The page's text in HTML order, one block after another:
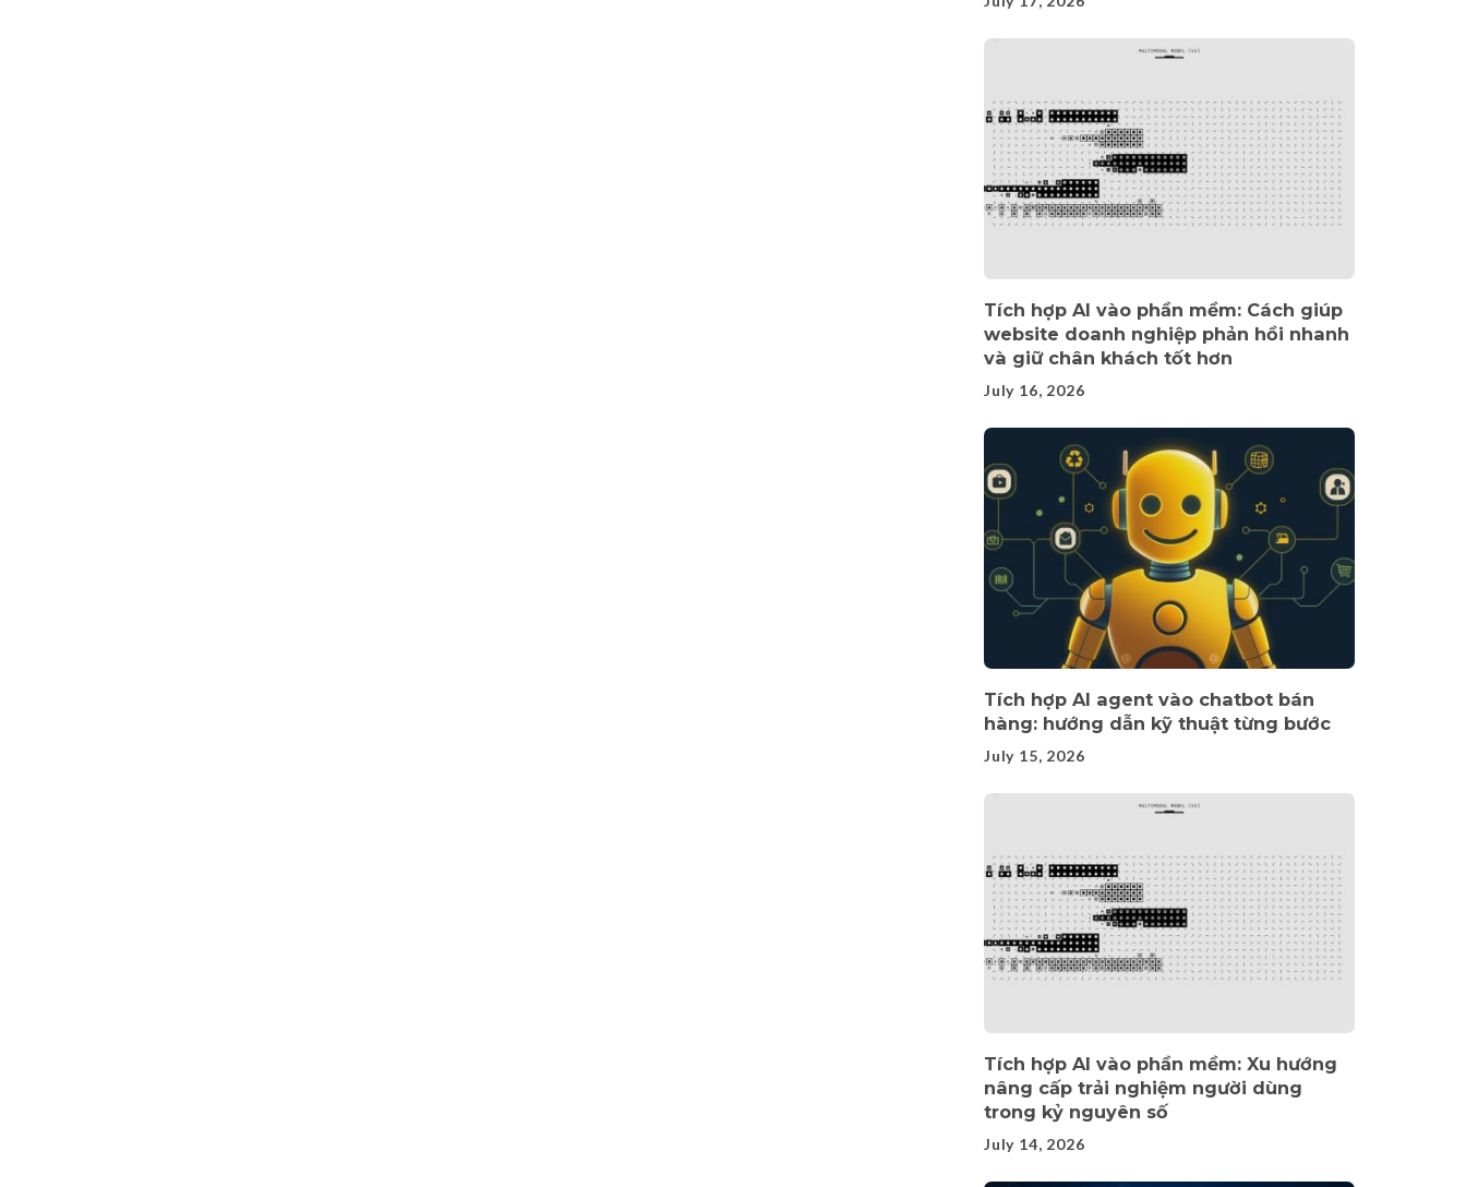
Tích hợp AI vào phần mềm: Cách giúp
website doanh nghiệp phản hồi nhanh
và giữ chân khách tốt hơn
July 16, 2026
Tích hợp AI agent vào chatbot bán
hàng: hướng dẫn kỹ thuật từng bước
July 15, 2026
Tích hợp AI vào phần mềm: Xu hướng
nâng cấp trải nghiệm người dùng
trong kỷ nguyên số
July 14, 2026